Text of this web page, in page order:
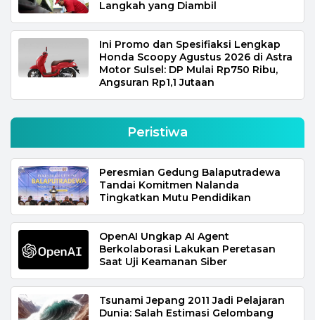
Langkah yang Diambil
Ini Promo dan Spesifiaksi Lengkap
Honda Scoopy Agustus 2026 di Astra
Motor Sulsel: DP Mulai Rp750 Ribu,
Angsuran Rp1,1 Jutaan
Peristiwa
Peresmian Gedung Balaputradewa
Tandai Komitmen Nalanda
Tingkatkan Mutu Pendidikan
OpenAI Ungkap AI Agent
Berkolaborasi Lakukan Peretasan
Saat Uji Keamanan Siber
Tsunami Jepang 2011 Jadi Pelajaran
Dunia: Salah Estimasi Gelombang